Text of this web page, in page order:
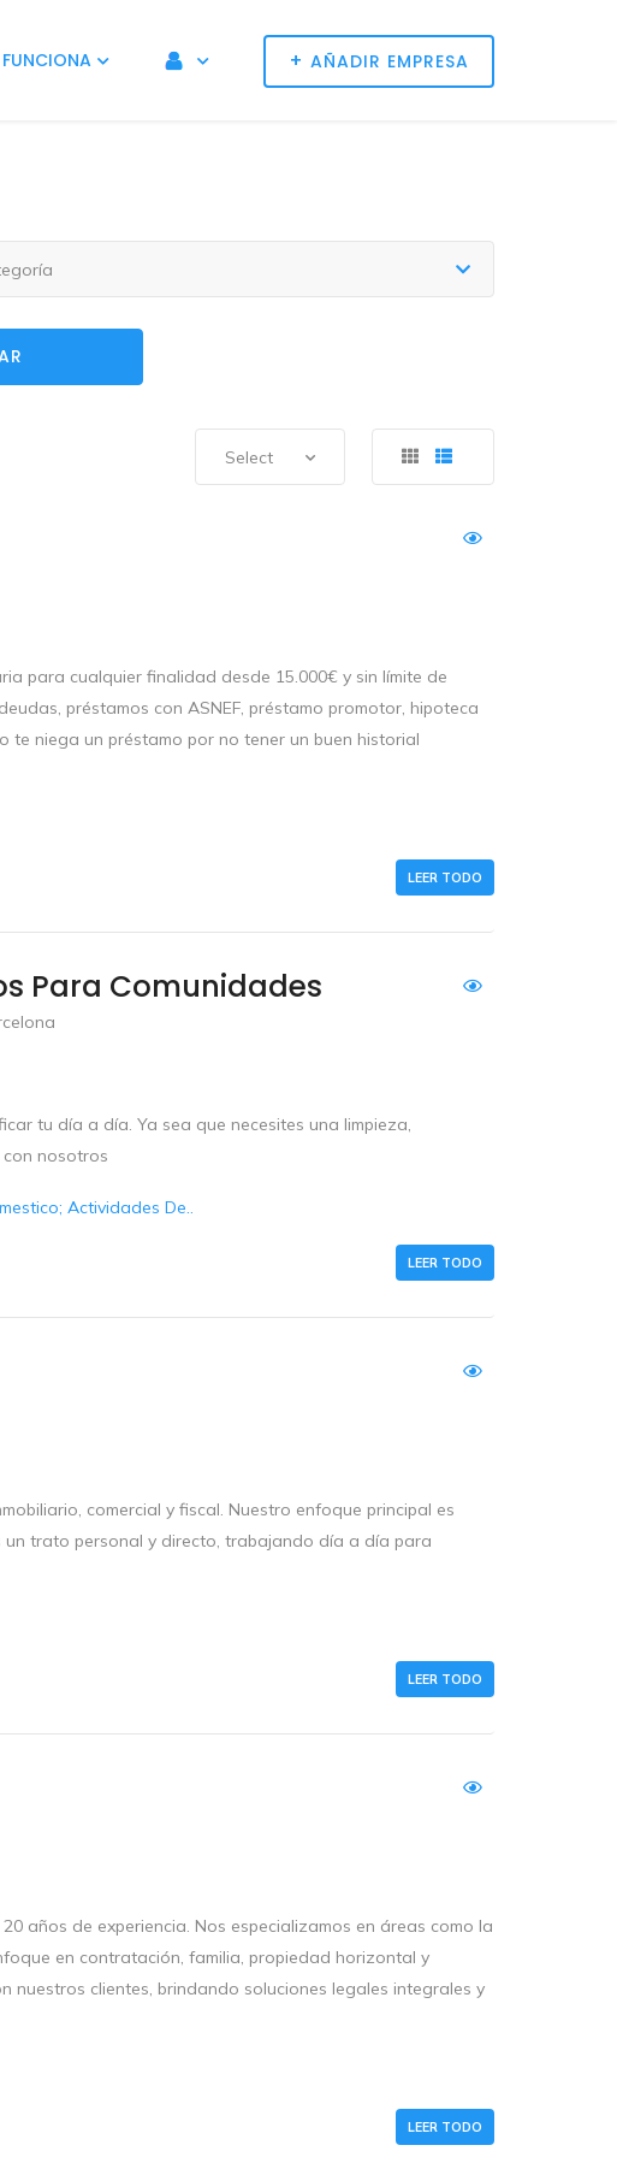
+ AÑADIR EMPRESA
Select
para cualquier finalidad desde 15.000€ y sin límite de
préstamos con ASNEF, préstamo promotor, hipoteca
te niega un préstamo por no tener un buen historial
LEER TODO
Para Comunidades
tu día a día. Ya sea que necesites una limpieza,
nosotros
Actividades De..
LEER TODO
comercial y fiscal. Nuestro enfoque principal es
trato personal y directo, trabajando día a día para
LEER TODO
años de experiencia. Nos especializamos en áreas como la
en contratación, familia, propiedad horizontal y
nuestros clientes, brindando soluciones legales integrales y
LEER TODO